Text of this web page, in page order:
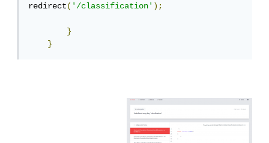
redirect('/classification');
}
}